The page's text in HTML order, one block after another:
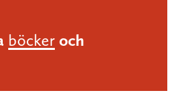
böcker och